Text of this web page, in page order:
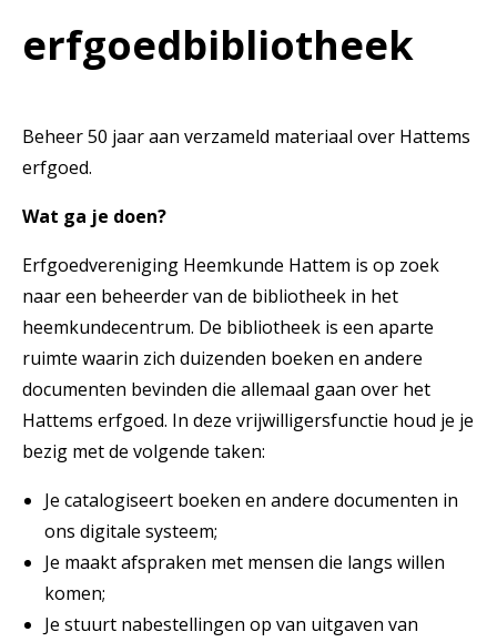
erfgoedbibliotheek
Beheer 50 jaar aan verzameld materiaal over Hattems
erfgoed.
Wat ga je doen?
Erfgoedvereniging Heemkunde Hattem is op zoek
naar een beheerder van de bibliotheek in het
heemkundecentrum. De bibliotheek is een aparte
ruimte waarin zich duizenden boeken en andere
documenten bevinden die allemaal gaan over het
Hattems erfgoed. In deze vrijwilligersfunctie houd je je
bezig met de volgende taken:
Je catalogiseert boeken en andere documenten in
ons digitale systeem;
Je maakt afspraken met mensen die langs willen
komen;
Je stuurt nabestellingen op van uitgaven van